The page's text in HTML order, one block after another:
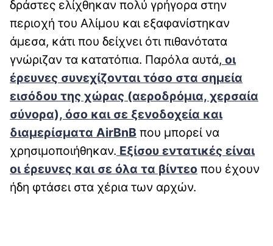
δράστες ελίχθηκαν πολύ γρήγορα στην
περιοχή του Αλίμου και εξαφανίστηκαν
άμεσα, κάτι που δείχνει ότι πιθανότατα
γνώριζαν τα κατατόπια. Παρόλα αυτά, οι
έρευνες συνεχίζονται τόσο στα σημεία
εισόδου της χώρας (αεροδρόμια, χερσαία
σύνορα), όσο και σε ξενοδοχεία και
διαμερίσματα AirBnB που μπορεί να
χρησιμοποιήθηκαν. Εξίσου εντατικές είναι
οι έρευνες και σε όλα τα βίντεο που έχουν
ήδη φτάσει στα χέρια των αρχών.